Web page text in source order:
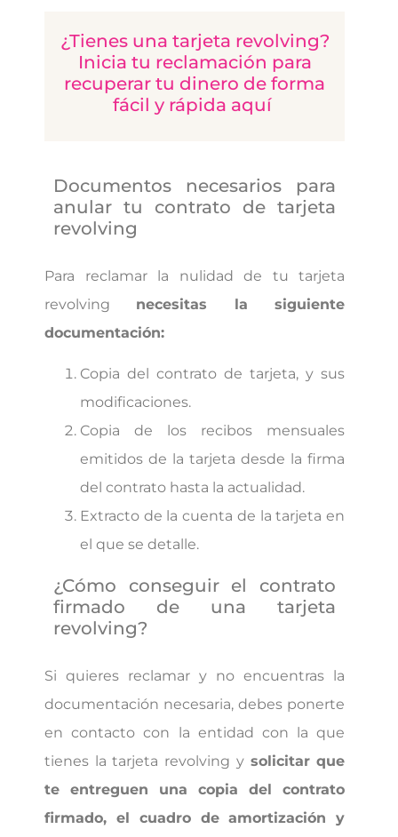
¿Tienes una tarjeta revolving?
Inicia tu reclamación para
recuperar tu dinero de forma
fácil y rápida aquí
Documentos necesarios para
anular tu contrato de tarjeta
revolving
Para reclamar la nulidad de tu tarjeta
revolving necesitas la siguiente
documentación:
Copia del contrato de tarjeta, y sus
modificaciones.
Copia de los recibos mensuales
emitidos de la tarjeta desde la firma
del contrato hasta la actualidad.
Extracto de la cuenta de la tarjeta en
el que se detalle.
¿Cómo conseguir el contrato
firmado de una tarjeta
revolving?
Si quieres reclamar y no encuentras la
documentación necesaria, debes ponerte
en contacto con la entidad con la que
tienes la tarjeta revolving y solicitar que
te entreguen una copia del contrato
firmado, el cuadro de amortización y